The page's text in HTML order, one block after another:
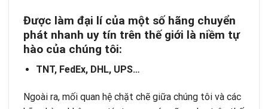
Được làm đại lícủa một sốhãng chuyển
phát nhanh uy tín trên thếgiới là niềm tự
hào của chúng tôi:
TNT, FedEx, DHL, UPS…
Ngoài ra, mối quan hệ chặt chẽ giữa chúng tôi và các